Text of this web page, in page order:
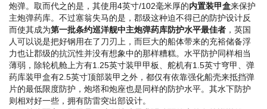
炮弹。取而代之的是，其使用4英寸/102毫米厚的内置装甲盒来保护
主炮弹药库。不过塞翁失马的是，郡级这种迫不得已的防护设计反
而使其成为第一批条约巡洋舰中主炮弹药库防护水平最佳者 ，英国
人可以说是把好钢用在了刀刃上，而巨大的船体带来的充裕储备浮
力也让郡级的抗沉性并没有想象中的那样糟糕。水平防护同样相当
薄弱，除轮机舱上方有1.25英寸装甲甲板、舵机有1.5英寸穹甲、弹
药库装甲盒有2.5英寸顶部装甲之外，都仅有依靠强化船壳来抵挡弹
片的最低限度防护，炮塔和炮座也是同样的防护水平。其水下防护
则相对好一些，拥有防雷突出部设计。